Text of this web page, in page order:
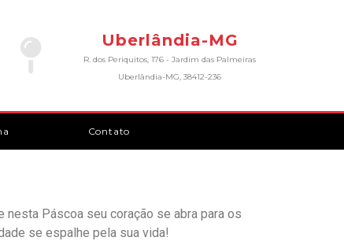
Uberlândia-MG
R. dos Periquitos, 176 - Jardim das Palmeiras
Uberlândia-MG, 38412-236
Contato
nesta Páscoa seu coração se abra para os
se espalhe pela sua vida!